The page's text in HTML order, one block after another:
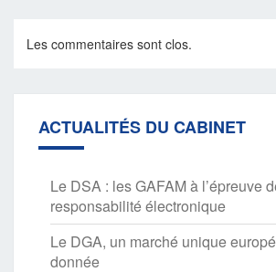
Les commentaires sont clos.
ACTUALITÉS DU CABINET
Le DSA : les GAFAM à l’épreuve
responsabilité électronique
Le DGA, un marché unique
donnée